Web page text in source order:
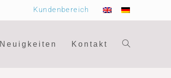
Kundenbereich
Neuigkeiten Kontakt